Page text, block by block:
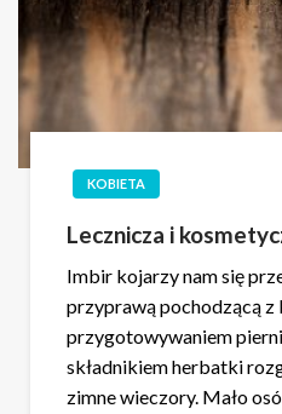
KOBIETA
Lecznicza i
Imbir kojarzy nam się
przyprawą pochodzącą z
przygotowywaniem
składnikiem herbatki
zimne wieczory. Mało